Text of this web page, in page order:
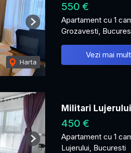
Harta
Next
550 €
Apartament cu 1
Grozavesti,
Vezi mai
Next
Militari
450 €
Apartament cu 1
Lujerului, Bucuresti